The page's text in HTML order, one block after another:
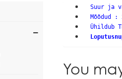
Suur ja
Mõõdud :
Ühildub
You